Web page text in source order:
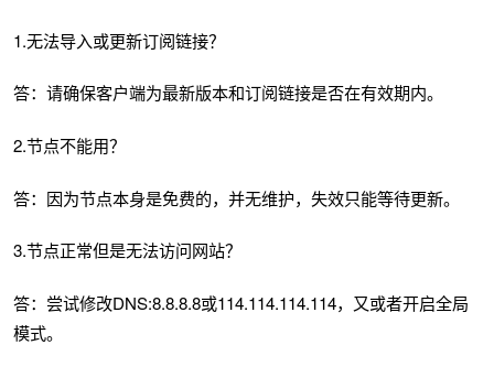
1.无法导入或更新订阅链接？
答：请确保客户端为最新版本和订阅链接是否在有效期内。
2.节点不能用？
答：因为节点本身是免费的，并无维护，失效只能等待更新。
3.节点正常但是无法访问网站？
答：尝试修改DNS:8.8.8.8或114.114.114.114，又或者开启全局
模式。